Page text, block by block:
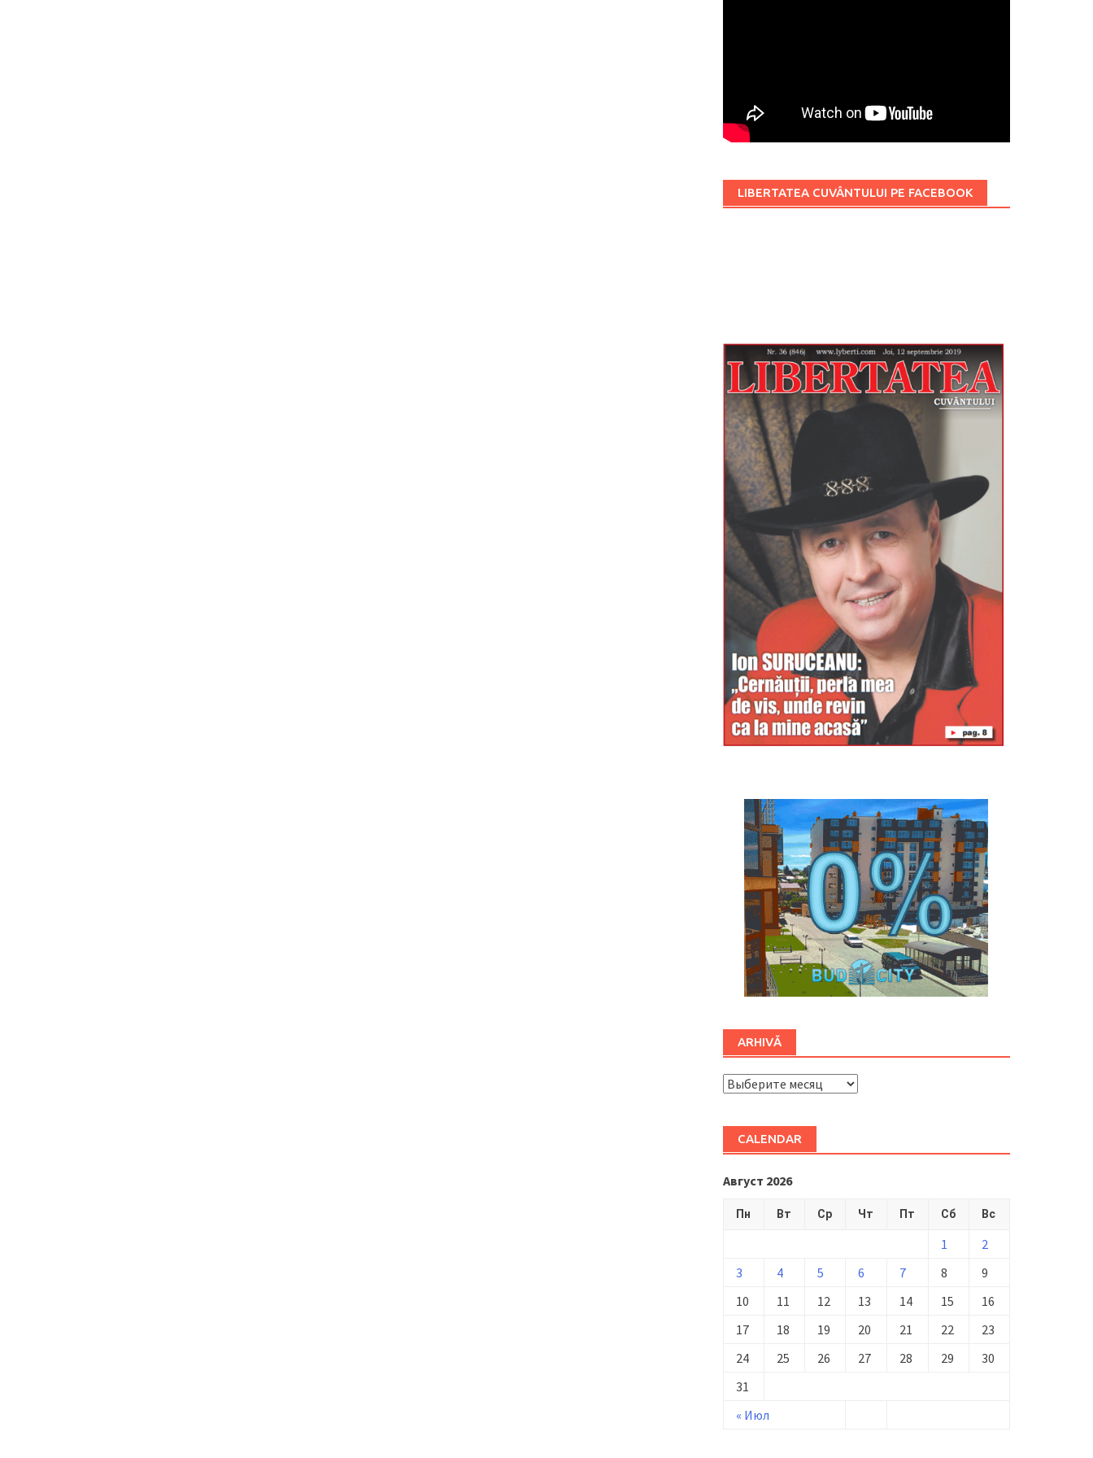
LIBERTATEA CUVÂNTULUI PE FACEBOOK
ARHIVĂ
ARHIVĂ
CALENDAR
Август 2026
Пн Вт Ср Чт Пт Сб Вс
« Июл
1
2
3
4 5 6 7 8
9
10
11 12 13 14 15
16
17
18 19 20 21 22
23
24
25 26 27 28 29
30
31